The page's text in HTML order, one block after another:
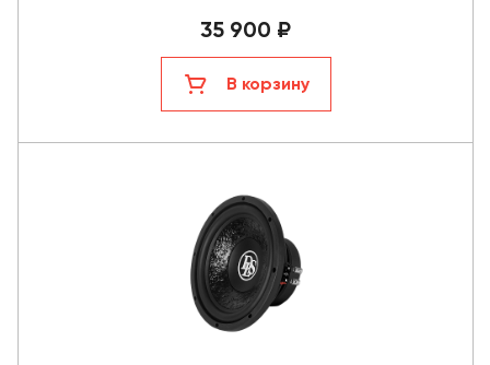
35 900 ₽
В корзину